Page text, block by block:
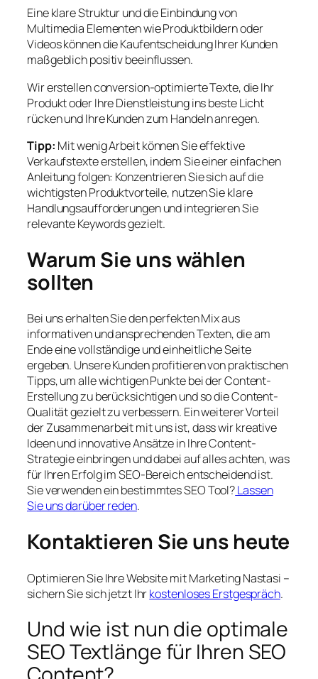
Eine klare Struktur und die Einbindung von
Multimedia Elementen wie Produktbildern oder
Videos können die Kaufentscheidung Ihrer Kunden
maßgeblich positiv beeinflussen.
Wir erstellen conversion-optimierte Texte, die Ihr
Produkt oder Ihre Dienstleistung ins beste Licht
rücken und Ihre Kunden zum Handeln anregen.
Tipp: Mit wenig Arbeit können Sie effektive
Verkaufstexte erstellen, indem Sie einer einfachen
Anleitung folgen: Konzentrieren Sie sich auf die
wichtigsten Produktvorteile, nutzen Sie klare
Handlungsaufforderungen und integrieren Sie
relevante Keywords gezielt.
Warum Sie uns wählen
sollten
Bei uns erhalten Sie den perfekten Mix aus
informativen und ansprechenden Texten, die am
Ende eine vollständige und einheitliche Seite
ergeben. Unsere Kunden profitieren von praktischen
Tipps, um alle wichtigen Punkte bei der Content-
Erstellung zu berücksichtigen und so die Content-
Qualität gezielt zu verbessern. Ein weiterer Vorteil
der Zusammenarbeit mit uns ist, dass wir kreative
Ideen und innovative Ansätze in Ihre Content-
Strategie einbringen und dabei auf alles achten, was
für Ihren Erfolg im SEO-Bereich entscheidend ist.
Sie verwenden ein bestimmtes SEO Tool?Lassen
Sie uns darüber reden.
Kontaktieren Sie uns heute
Optimieren Sie Ihre Website mit Marketing Nastasi –
sichern Sie sich jetzt Ihrkostenloses Erstgespräch.
Und wie ist nun die optimale
SEO Textlänge für Ihren SEO